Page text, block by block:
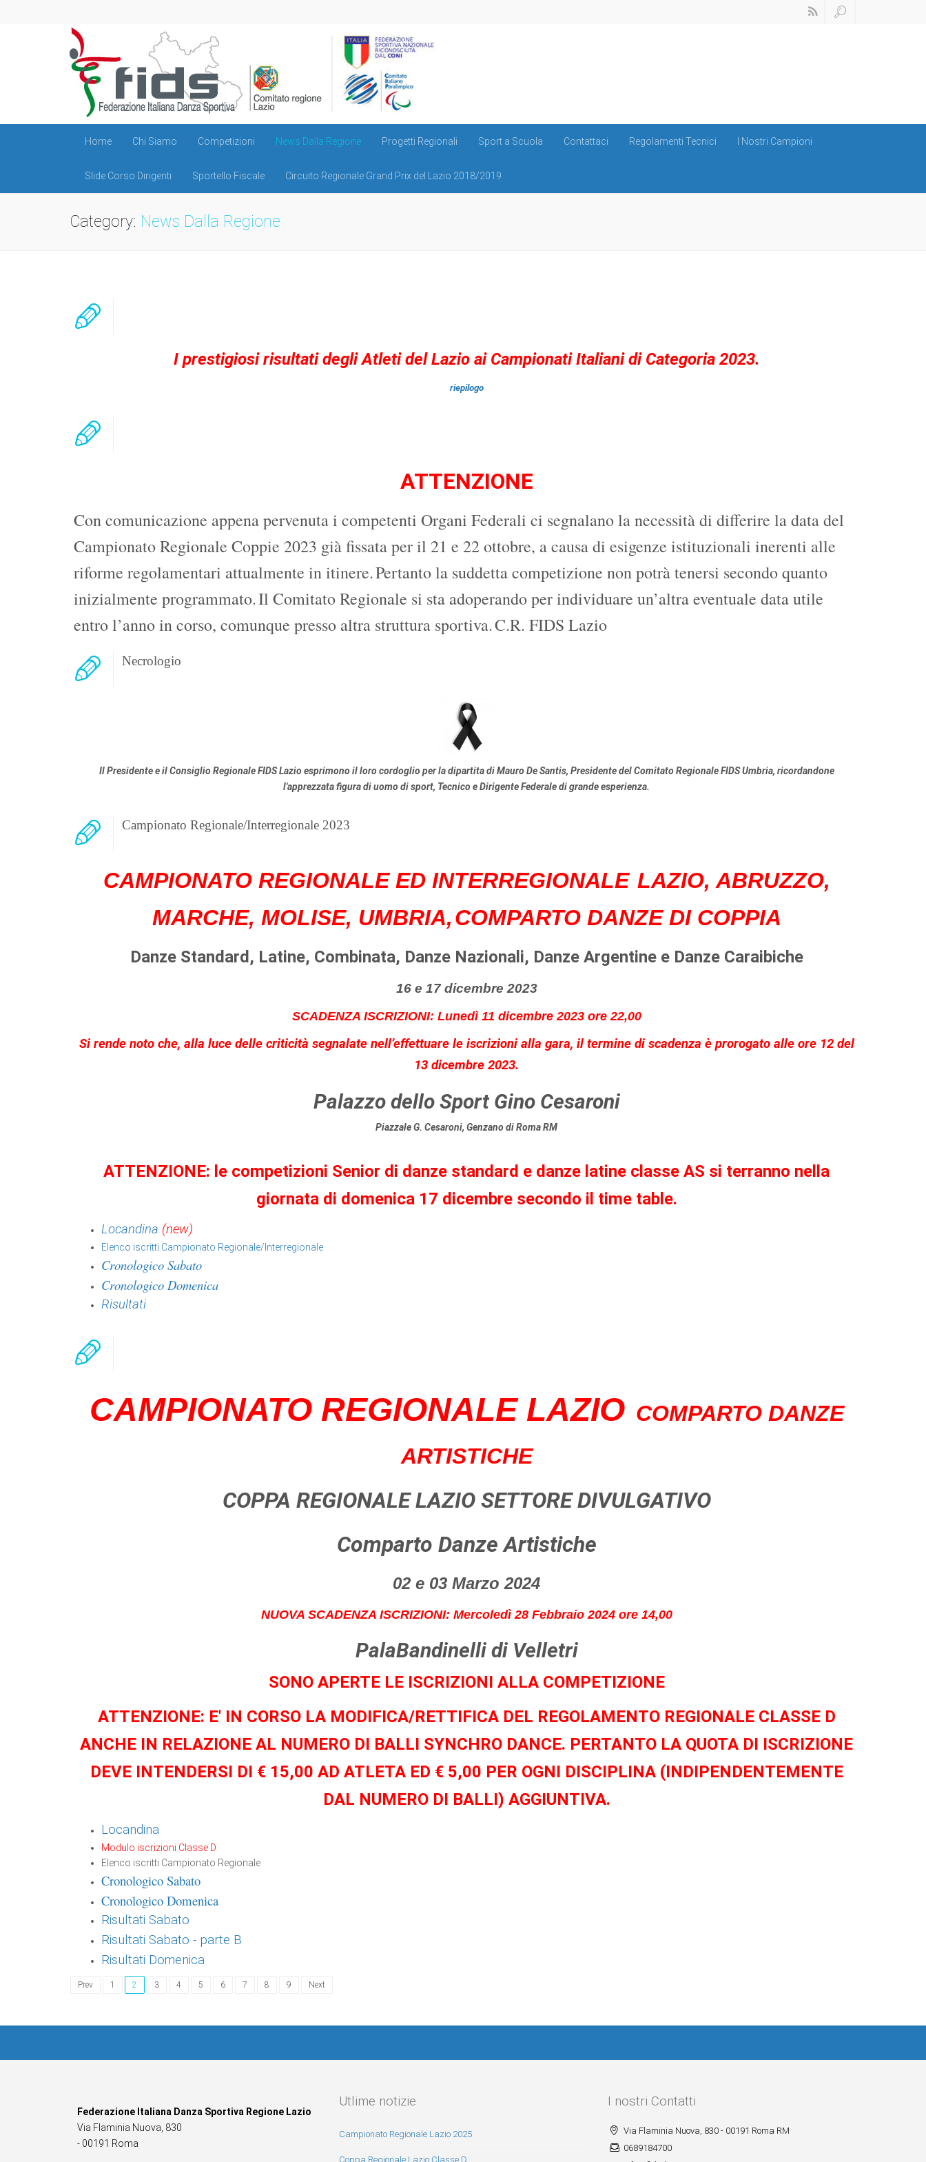
Home Chi Siamo Competizioni News Dalla Regione Progetti Regionali Sport a Scuola Contattaci Regolamenti Tecnici I Nostri Campioni
Slide Corso Dirigenti Sportello Fiscale Circuito Regionale Grand Prix del Lazio 2018/2019
Category: News Dalla Regione
I prestigiosi risultati degli Atleti del Lazio ai Campionati Italiani di Categoria 2023.
riepilogo
ATTENZIONE
Con comunicazione appena pervenuta i competenti Organi Federali ci segnalano la necessità di differire la data del
Campionato Regionale Coppie 2023 già fissata per il 21 e 22 ottobre, a causa di esigenze istituzionali inerenti alle
riforme regolamentari attualmente in itinere.Pertanto la suddetta competizione non potrà tenersi secondo quanto
inizialmente programmato.Il Comitato Regionale si sta adoperando per individuare un’altra eventuale data utile
entro l’anno in corso, comunque presso altra struttura sportiva.C.R. FIDS Lazio
Necrologio
Il Presidente e il Consiglio Regionale FIDS Lazio esprimono il loro cordoglio per la dipartita di Mauro De Santis, Presidente del Comitato Regionale FIDS Umbria, ricordandone
l'apprezzata figura di uomo di sport, Tecnico e Dirigente Federale di grande esperienza.
Campionato Regionale/Interregionale 2023
CAMPIONATO REGIONALE ED INTERREGIONALE LAZIO, ABRUZZO,
MARCHE, MOLISE, UMBRIA,COMPARTO DANZE DI COPPIA
Danze Standard, Latine, Combinata, Danze Nazionali, Danze Argentine e Danze Caraibiche
16 e 17 dicembre 2023
SCADENZA ISCRIZIONI: Lunedì 11 dicembre 2023 ore 22,00
Si rende noto che, alla luce delle criticità segnalate nell’effettuare le iscrizioni alla gara, il termine di scadenza è prorogato alle ore 12 del
13 dicembre 2023.
Palazzo dello Sport Gino Cesaroni
Piazzale G. Cesaroni, Genzano di Roma RM
ATTENZIONE: le competizioni Senior di danze standard e danze latine classe AS si terranno nella
giornata di domenica 17 dicembre secondo il time table.
Locandina (new)
Elenco iscritti Campionato Regionale/Interregionale
Cronologico Sabato
Cronologico Domenica
Risultati
CAMPIONATO REGIONALE LAZIO COMPARTO DANZE
ARTISTICHE
COPPA REGIONALE LAZIO SETTORE DIVULGATIVO
Comparto Danze Artistiche
02 e 03 Marzo 2024
NUOVA SCADENZA ISCRIZIONI: Mercoledì 28 Febbraio 2024 ore 14,00
PalaBandinelli di Velletri
SONO APERTE LE ISCRIZIONI ALLA COMPETIZIONE
ATTENZIONE: E' IN CORSO LA MODIFICA/RETTIFICA DEL REGOLAMENTO REGIONALE CLASSE D
ANCHE IN RELAZIONE AL NUMERO DI BALLI SYNCHRO DANCE. PERTANTO LA QUOTA DI ISCRIZIONE
DEVE INTENDERSI DI € 15,00 AD ATLETA ED € 5,00 PER OGNI DISCIPLINA (INDIPENDENTEMENTE
DAL NUMERO DI BALLI) AGGIUNTIVA.
Locandina
Modulo iscrizioni Classe D
Elenco iscritti Campionato Regionale
Cronologico Sabato
Cronologico Domenica
Risultati Sabato
Risultati Sabato - parte B
Risultati Domenica
Prev 1 2 3 4 5 6 7 8 9 Next
Federazione Italiana Danza Sportiva Regione Lazio
Via Flaminia Nuova, 830
- 00191 Roma
Utlime notizie
Campionato Regionale Lazio 2025
Coppa Regionale Lazio Classe D
I nostri Contatti
Via Flaminia Nuova, 830 - 00191 Roma RM
0689184700